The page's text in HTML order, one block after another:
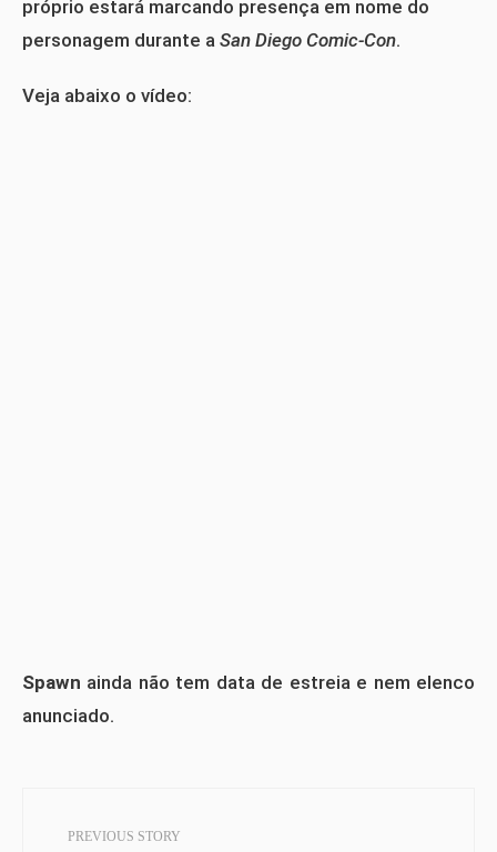
próprio estará marcando presença em nome do
personagem durante a San Diego Comic-Con.
Veja abaixo o vídeo:
Spawn ainda não tem data de estreia e nem elenco
anunciado.
PREVIOUS STORY